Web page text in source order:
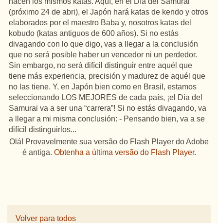
(próximo 24 de abri), el Japón hará katas de kendo y otros
elaborados por el maestro Baba y, nosotros katas del
kobudo (katas antiguos de 600 años). Si no estás
divagando con lo que digo, vas a llegar a la conclusión
que no será posible haber un vencedor ni un perdedor.
Sin embargo, no será difícil distinguir entre aquél que
tiene más experiencia, precisión y madurez de aquél que
no las tiene. Y, en Japón bien como en Brasil, estamos
seleccionando LOS MEJORES de cada país, ¡el Día del
Samurai va a ser una “carrera”! Si no estás divagando, va
a llegar a mi misma conclusión: - Pensando bien, va a se
difícil distinguirlos...
Olá! Provavelmente sua versão do Flash Player do Adobe
é antiga. Obtenha a última versão do Flash Player.
Volver para todos